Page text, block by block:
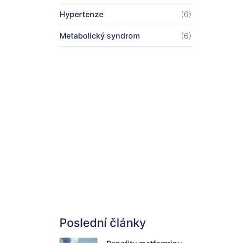
Hypertenze (6)
Metabolický syndrom (6)
Poslední články